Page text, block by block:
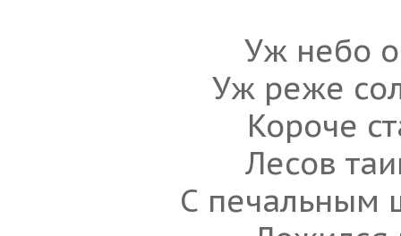
Уж небо
Уж реже
Короче
Лесов
С печальным